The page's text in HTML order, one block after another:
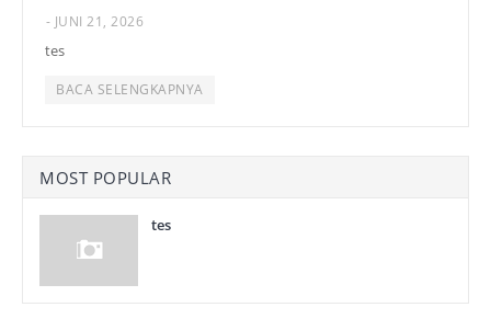
- JUNI 21, 2026
tes
BACA SELENGKAPNYA
MOST POPULAR
tes